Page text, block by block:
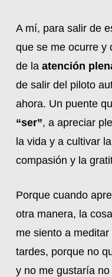
A mí, para salir de
que se me ocurre y
de la atención
de salir del piloto
ahora. Un puente
“ser”, a apreciar
la vida y a cultivar
compasión y la
Porque cuando
otra manera, la
me siento a
tardes, porque no
y no me gustaría